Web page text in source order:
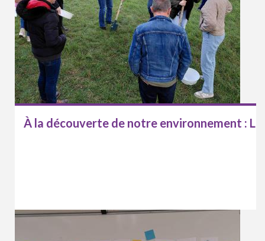
À la découverte de notre environnement :